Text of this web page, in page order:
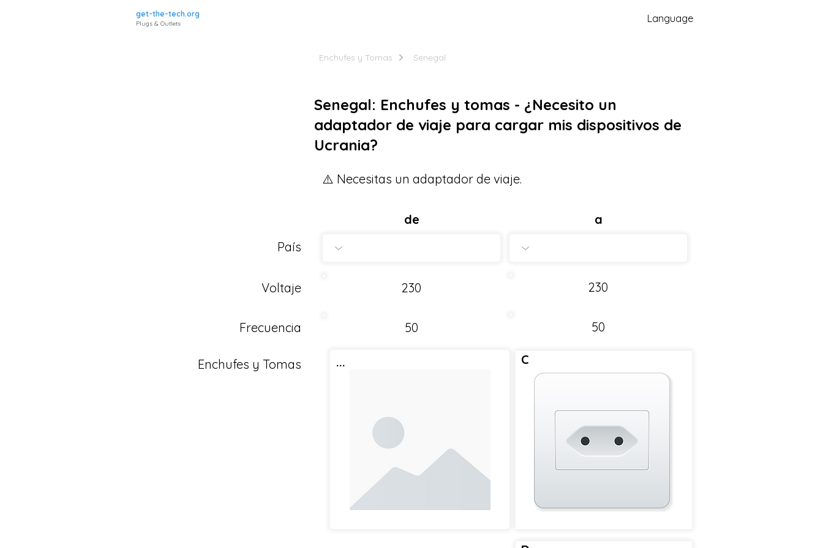
get-the-tech.org
Plugs & Outlets Language
Enchufes y Tomas Senegal
Senegal: Enchufes y tomas - ¿Necesito un
adaptador de viaje para cargar mis dispositivos de
Ucrania?
⚠️ Necesitas un adaptador de viaje.
País
de a
Voltaje 230 230
Frecuencia 50 50
Enchufes y Tomas C
...